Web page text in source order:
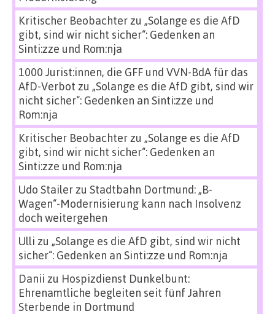
Kritischer Beobachterzu „Solange es die AfD
gibt, sind wir nicht sicher“: Gedenken an
Sinti:zze und Rom:nja
1000 Jurist:innen, die GFF und VVN-BdA für das
AfD-Verbot zu „Solange es die AfD gibt, sind wir
nicht sicher“: Gedenken an Sinti:zze und
Rom:nja
Kritischer Beobachterzu „Solange es die AfD
gibt, sind wir nicht sicher“: Gedenken an
Sinti:zze und Rom:nja
Udo Stailerzu Stadtbahn Dortmund: „B-
Wagen“-Modernisierung kann nach Insolvenz
doch weitergehen
Ulli zu „Solange es die AfD gibt, sind wir nicht
sicher“: Gedenken an Sinti:zze und Rom:nja
Danii zu Hospizdienst Dunkelbunt:
Ehrenamtliche begleiten seit fünf Jahren
Sterbende in Dortmund